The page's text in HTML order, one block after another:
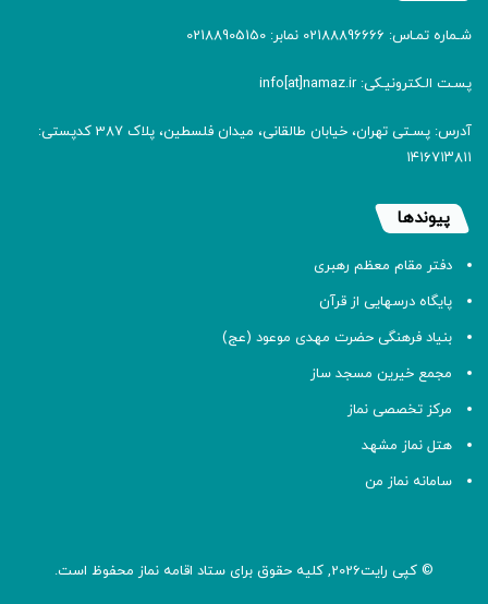
شـماره تمـاس: 02188896666 نمابر: 02188905150
پسـت الـکترونیـکی: info[at]namaz.ir
آدرس: پسـتی تهران، خیابان طالقانی، میدان فلسطین، پلاک 387 کدپستی:
۱۴۱۶۷۱۳۸۱۱
پیوندها
دفتر مقام معظم رهبری
پایگاه درسهایی از قرآن
بنیاد فرهنگی حضرت مهدی موعود (عج)
مجمع خیرین مسجد ساز
مرکز تخصصی نماز
هتل نماز مشهد
سامانه نماز من
© کپی رایت2026, کلیه حقوق برای ستاد اقامه نماز محفوظ است.